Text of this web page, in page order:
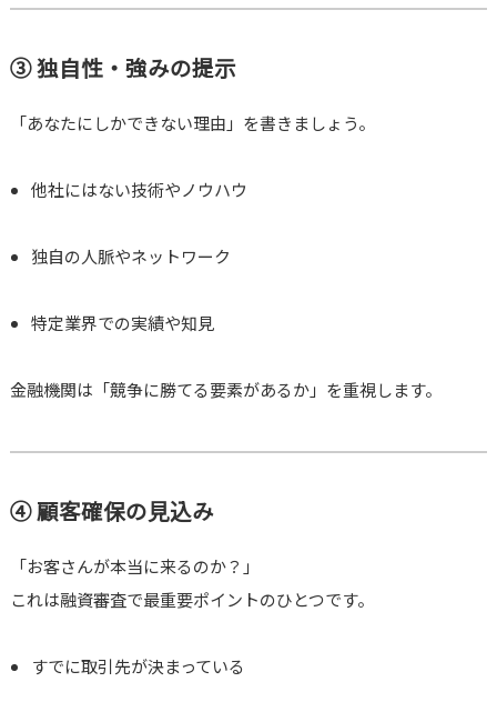
③ 独自性・強みの提示
「あなたにしかできない理由」を書きましょう。
他社にはない技術やノウハウ
独自の人脈やネットワーク
特定業界での実績や知見
金融機関は「競争に勝てる要素があるか」を重視します。
④ 顧客確保の見込み
「お客さんが本当に来るのか？」
これは融資審査で最重要ポイントのひとつです。
すでに取引先が決まっている